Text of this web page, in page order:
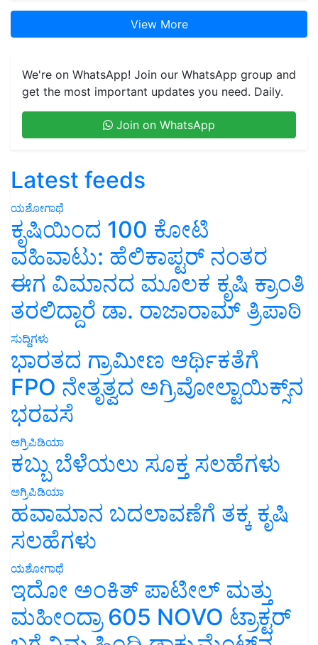
View More
We're on WhatsApp! Join our WhatsApp group and
get the most important updates you need. Daily.
Join on WhatsApp
Latest feeds
ಯಶೋಗಾಥೆ
ಕೃಷಿಯಿಂದ 100 ಕೋಟಿ
ವಹಿವಾಟು: ಹೆಲಿಕಾಪ್ಟರ್ ನಂತರ
ಈಗ ವಿಮಾನದ ಮೂಲಕ ಕೃಷಿ ಕ್ರಾಂತಿ
ತರಲಿದ್ದಾರೆ ಡಾ. ರಾಜಾರಾಮ್ ತ್ರಿಪಾಠಿ
ಸುದ್ದಿಗಳು
ಭಾರತದ ಗ್ರಾಮೀಣ ಆರ್ಥಿಕತೆಗೆ
FPO ನೇತೃತ್ವದ ಅಗ್ರಿವೋಲ್ಟಾಯಿಕ್ಸ್‌ನ
ಭರವಸೆ
ಅಗ್ರಿಪಿಡಿಯಾ
ಕಬ್ಬು ಬೆಳೆಯಲು ಸೂಕ್ತ ಸಲಹೆಗಳು
ಅಗ್ರಿಪಿಡಿಯಾ
ಹವಾಮಾನ ಬದಲಾವಣೆಗೆ ತಕ್ಕ ಕೃಷಿ
ಸಲಹೆಗಳು
ಯಶೋಗಾಥೆ
ಇದೋ ಅಂಕಿತ್ ಪಾಟೀಲ್ ಮತ್ತು
ಮಹೀಂದ್ರಾ 605 NOVO ಟ್ರಾಕ್ಟರ್